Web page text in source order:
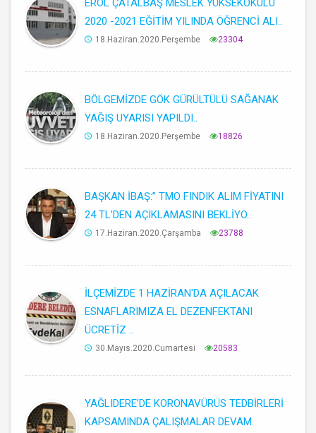
EROL ÇATALBAŞ MESLEK YÜKSEKOKULU
2020 -2021 EĞİTİM YILINDA ÖĞRENCİ ALI..
18.Haziran.2020.Perşembe 23304
BÖLGEMİZDE GÖK GÜRÜLTÜLÜ SAĞANAK
YAĞIŞ UYARISI YAPILDI..
18.Haziran.2020.Perşembe 18826
BAŞKAN İBAŞ:’’ TMO FINDIK ALIM FİYATINI
24 TL’DEN AÇIKLAMASINI BEKLİYO..
17.Haziran.2020.Çarşamba 23788
İLÇEMİZDE 1 HAZİRAN'DA AÇILACAK
ESNAFLARIMIZA EL DEZENFEKTANI
ÜCRETİZ ..
30.Mayıs.2020.Cumartesi 20583
YAĞLIDERE’DE KORONAVÜRÜS TEDBİRLERİ
KAPSAMINDA ÇALIŞMALAR DEVAM